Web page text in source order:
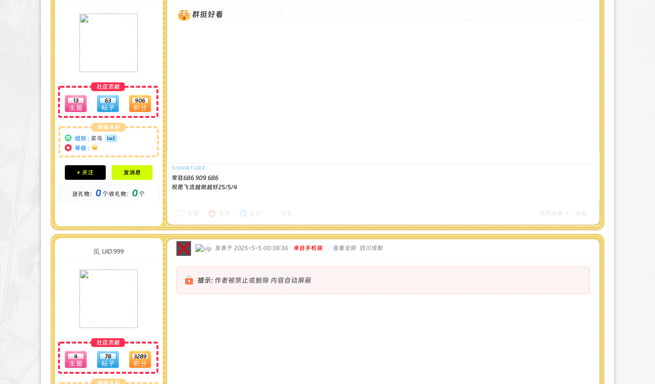
社区贡献
13 63 906
等级头衔
组别 : 菜鸟
等级 :
积分成就
钻石 : 0 颗
金币 : 0 枚
+ 关注 发消息
送礼物： 0个收礼物： 0个
群挺好看
常驻686 909 686
祝愿飞流越做越好25/5/4
風 UID:999
社区贡献
4 78 3289
发表于 2025-5-5 00:38:36 来自手机端 查看全部 四川成都
提示: 作者被禁止或删除 内容自动屏蔽